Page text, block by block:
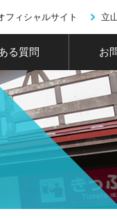
る質問 お
フィシャルサイト 立